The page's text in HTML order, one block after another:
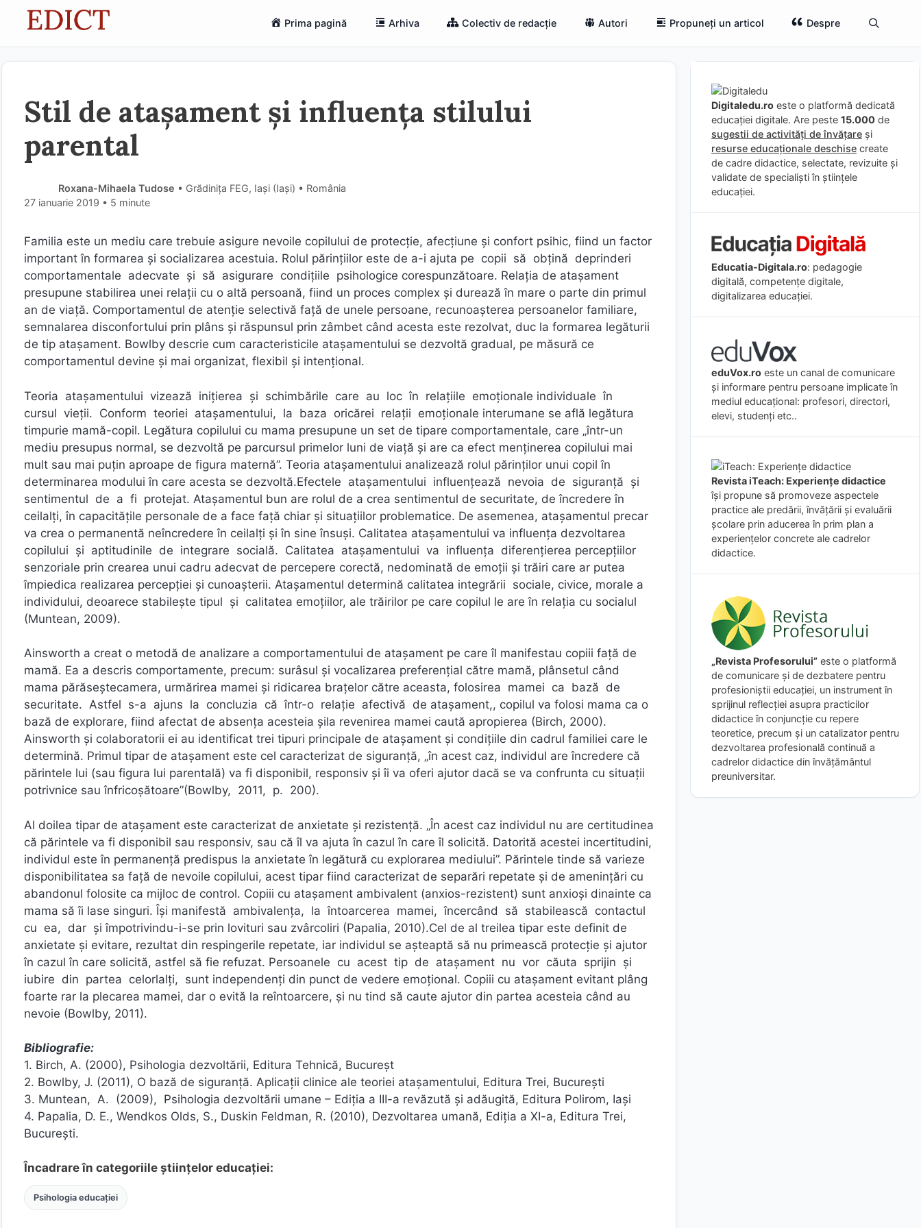
Prima pagină Arhiva Colectiv de redacție Autori Propuneți un articol Despre
Stil de atașament și influența stilului
parental
Roxana-Mihaela Tudose • Grădinița FEG, Iași (Iaşi) • România
27 ianuarie 2019 • 5 minute
Familia este un mediu care trebuie asigure nevoile copilului de protecție, afecțiune și confort psihic, fiind un factor
important în formarea și socializarea acestuia. Rolul părințiilor este de a-i ajuta pe copii să obțină deprinderi
comportamentale adecvate și să asigurare condițiile psihologice corespunzătoare. Relația de atașament
presupune stabilirea unei relații cu o altă persoană, fiind un proces complex și durează în mare o parte din primul
an de viață. Comportamentul de atenție selectivă față de unele persoane, recunoașterea persoanelor familiare,
semnalarea disconfortului prin plâns și răspunsul prin zâmbet când acesta este rezolvat, duc la formarea legăturii
de tip atașament. Bowlby descrie cum caracteristicile atașamentului se dezvoltă gradual, pe măsură ce
comportamentul devine și mai organizat, flexibil și intențional.
Teoria atașamentului vizează inițierea și schimbările care au loc în relațiile emoționale individuale în
cursul vieții. Conform teoriei atașamentului, la baza oricărei relații emoționale interumane se află legătura
timpurie mamă-copil. Legătura copilului cu mama presupune un set de tipare comportamentale, care „într-un
mediu presupus normal, se dezvoltă pe parcursul primelor luni de viață și are ca efect menținerea copilului mai
mult sau mai puțin aproape de figura maternă”. Teoria atașamentului analizează rolul părinților unui copil în
determinarea modului în care acesta se dezvoltă.Efectele atașamentului influențează nevoia de siguranță și
sentimentul de a fi protejat. Atașamentul bun are rolul de a crea sentimentul de securitate, de încredere în
ceilalți, în capacitățile personale de a face față chiar și situațiilor problematice. De asemenea, atașamentul precar
va crea o permanentă neîncredere în ceilalți și în sine însuși. Calitatea atașamentului va influența dezvoltarea
copilului și aptitudinile de integrare socială. Calitatea atașamentului va influența diferențierea percepțiilor
senzoriale prin crearea unui cadru adecvat de percepere corectă, nedominată de emoții și trăiri care ar putea
împiedica realizarea percepției și cunoașterii. Atașamentul determină calitatea integrării sociale, civice, morale a
individului, deoarece stabilește tipul și calitatea emoțiilor, ale trăirilor pe care copilul le are în relația cu socialul
(Muntean, 2009).
Ainsworth a creat o metodă de analizare a comportamentului de atașament pe care îl manifestau copiii față de
mamă. Ea a descris comportamente, precum: surâsul și vocalizarea preferențial către mamă, plânsetul când
mama părăseștecamera, urmărirea mamei și ridicarea brațelor către aceasta, folosirea mamei ca bază de
securitate. Astfel s-a ajuns la concluzia că într-o relație afectivă de atașament,, copilul va folosi mama ca o
bază de explorare, fiind afectat de absența acesteia șila revenirea mamei caută apropierea (Birch, 2000).
Ainsworth și colaboratorii ei au identificat trei tipuri principale de atașament și condițiile din cadrul familiei care le
determină. Primul tipar de atașament este cel caracterizat de siguranță, „în acest caz, individul are încredere că
părintele lui (sau figura lui parentală) va fi disponibil, responsiv și îi va oferi ajutor dacă se va confrunta cu situații
potrivnice sau înfricoșătoare”(Bowlby, 2011, p. 200).
Al doilea tipar de atașament este caracterizat de anxietate și rezistență. „În acest caz individul nu are certitudinea
că părintele va fi disponibil sau responsiv, sau că îl va ajuta în cazul în care îl solicită. Datorită acestei incertitudini,
individul este în permanență predispus la anxietate în legătură cu explorarea mediului”. Părintele tinde să varieze
disponibilitatea sa față de nevoile copilului, acest tipar fiind caracterizat de separări repetate și de amenințări cu
abandonul folosite ca mijloc de control. Copiii cu atașament ambivalent (anxios-rezistent) sunt anxioși dinainte ca
mama să îi lase singuri. Își manifestă ambivalența, la întoarcerea mamei, încercând să stabilească contactul
cu ea, dar și împotrivindu-i-se prin lovituri sau zvârcoliri (Papalia, 2010).Cel de al treilea tipar este definit de
anxietate și evitare, rezultat din respingerile repetate, iar individul se așteaptă să nu primească protecție și ajutor
în cazul în care solicită, astfel să fie refuzat. Persoanele cu acest tip de atașament nu vor căuta sprijin și
iubire din partea celorlalți, sunt independenți din punct de vedere emoțional. Copiii cu atașament evitant plâng
foarte rar la plecarea mamei, dar o evită la reîntoarcere, și nu tind să caute ajutor din partea acesteia când au
nevoie (Bowlby, 2011).
Bibliografie:
1. Birch, A. (2000), Psihologia dezvoltării, Editura Tehnică, Bucureșt
2. Bowlby, J. (2011), O bază de siguranță. Aplicații clinice ale teoriei atașamentului, Editura Trei, București
3. Muntean, A. (2009), Psihologia dezvoltării umane – Ediția a III-a revăzută și adăugită, Editura Polirom, Iași
4. Papalia, D. E., Wendkos Olds, S., Duskin Feldman, R. (2010), Dezvoltarea umană, Ediția a XI-a, Editura Trei,
București.
Încadrare în categoriile științelor educației:
Psihologia educației
Digitaledu.ro este o platformă dedicată
educației digitale. Are peste 15.000 de
sugestii de activități de învățare și
resurse educaționale deschise create
de cadre didactice, selectate, revizuite și
validate de specialiști în științele
educației.
Educatia-Digitala.ro: pedagogie
digitală, competențe digitale,
digitalizarea educației.
eduVox.ro este un canal de comunicare
și informare pentru persoane implicate în
mediul educațional: profesori, directori,
elevi, studenți etc..
Revista iTeach: Experienţe didactice
îşi propune să promoveze aspectele
practice ale predării, învăţării şi evaluării
şcolare prin aducerea în prim plan a
experienţelor concrete ale cadrelor
didactice.
„Revista Profesorului” este o platformă
de comunicare și de dezbatere pentru
profesioniștii educației, un instrument în
sprijinul reflecției asupra practicilor
didactice în conjuncție cu repere
teoretice, precum și un catalizator pentru
dezvoltarea profesională continuă a
cadrelor didactice din învățământul
preuniversitar.